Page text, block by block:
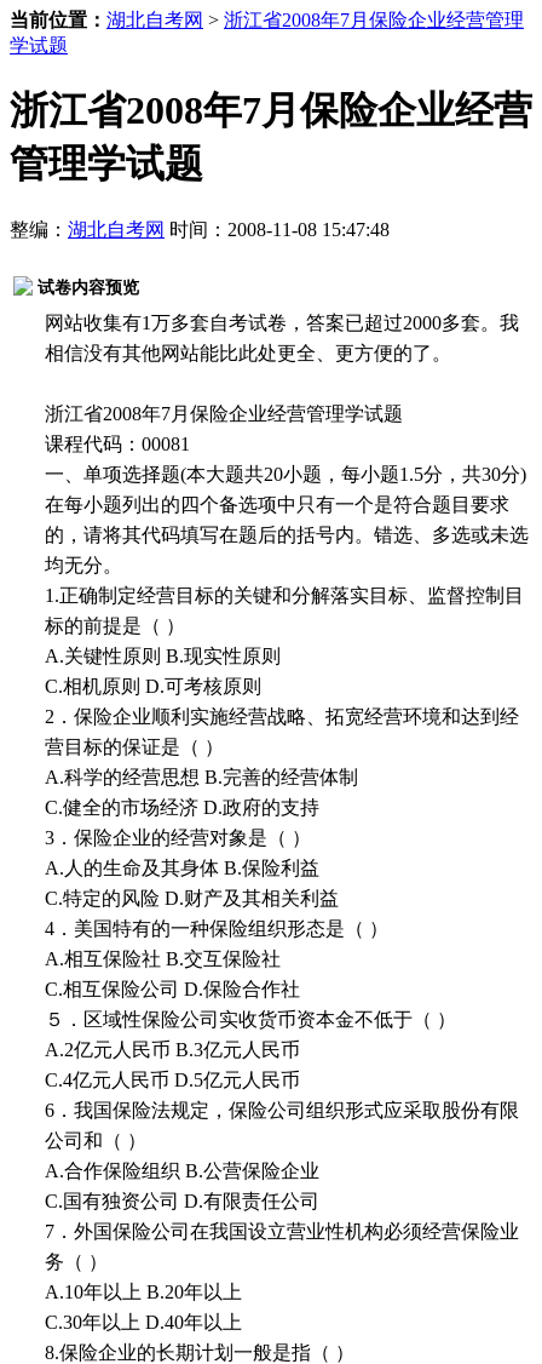
当前位置： 湖北自考网 > 浙江省2008年7月保险企业经营管理
学试题
浙江省2008年7月保险企业经营
管理学试题
整编： 湖北自考网 时间：2008-11-08 15:47:48
试卷内容预览
网站收集有1万多套自考试卷，答案已超过2000多套。我
相信没有其他网站能比此处更全、更方便的了。
浙江省2008年7月保险企业经营管理学试题
课程代码：00081
一、单项选择题(本大题共20小题，每小题1.5分，共30分)
在每小题列出的四个备选项中只有一个是符合题目要求
的，请将其代码填写在题后的括号内。错选、多选或未选
均无分。
1.正确制定经营目标的关键和分解落实目标、监督控制目
标的前提是（ ）
A.关键性原则 B.现实性原则
C.相机原则 D.可考核原则
2．保险企业顺利实施经营战略、拓宽经营环境和达到经
营目标的保证是（ ）
A.科学的经营思想 B.完善的经营体制
C.健全的市场经济 D.政府的支持
3．保险企业的经营对象是（ ）
A.人的生命及其身体 B.保险利益
C.特定的风险 D.财产及其相关利益
4．美国特有的一种保险组织形态是（ ）
A.相互保险社 B.交互保险社
C.相互保险公司 D.保险合作社
５．区域性保险公司实收货币资本金不低于（ ）
A.2亿元人民币 B.3亿元人民币
C.4亿元人民币 D.5亿元人民币
6．我国保险法规定，保险公司组织形式应采取股份有限
公司和（ ）
A.合作保险组织 B.公营保险企业
C.国有独资公司 D.有限责任公司
7．外国保险公司在我国设立营业性机构必须经营保险业
务（ ）
A.10年以上 B.20年以上
C.30年以上 D.40年以上
8.保险企业的长期计划一般是指（ ）